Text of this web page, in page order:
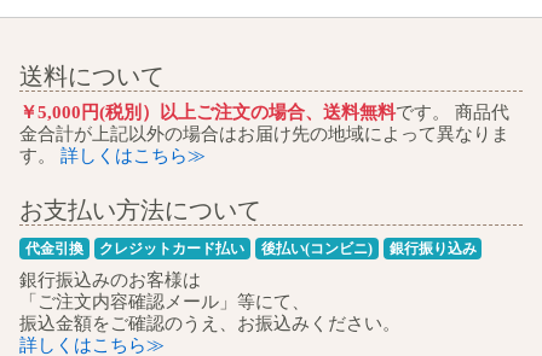
送料について
￥5,000円(税別）以上ご注文の場合、送料無料です。 商品代
金合計が上記以外の場合はお届け先の地域によって異なりま
す。
詳しくはこちら≫
お支払い方法について
代金引換 クレジットカード払い 後払い(コンビニ) 銀行振り込み
銀行振込みのお客様は
「ご注文内容確認メール」等にて、
振込金額をご確認のうえ、お振込みください。
詳しくはこちら≫